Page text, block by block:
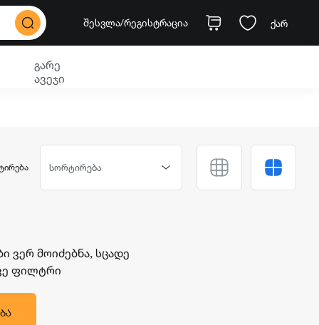
შესვლა/რეგისტრაცია ქარ
გარე
ავეჯი
სორტირება
ვერ მოიძებნა, სცადე
ფილტრი